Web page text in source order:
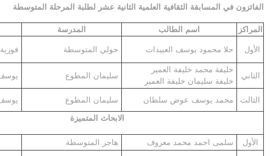
الفائزون في المسابقة الثقافية العلمية الثانية عشر لطلبة المرحلة المتوسطة
المراكز اسم الطالب المدرسة
الأول حلا محمود يوسف العبيدات حولي المتوسطة
الثاني
خليفة محمد خليفة العمير
خليفة سليمان خليفة العمير
سليمان المطوع
الثالث محمد يوسف عوض سلطان سليمان المطوع
الابحاث المتميزة
الأول سلمى احمد محمد معروف هاجر المتوسطة